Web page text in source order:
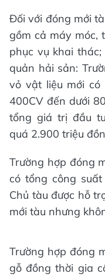
Đối với đóng mới
gồm cả máy móc,
phục vụ khai
quản hải sản:
vỏ vật liệu mới
400CV đến dưới
tổng giá trị đầu
quá 2.900 triệu
Trường hợp đóng
có tổng công
Chủ tàu được hỗ
mới tàu nhưng
Trường hợp đóng
gỗ đồng thời gia